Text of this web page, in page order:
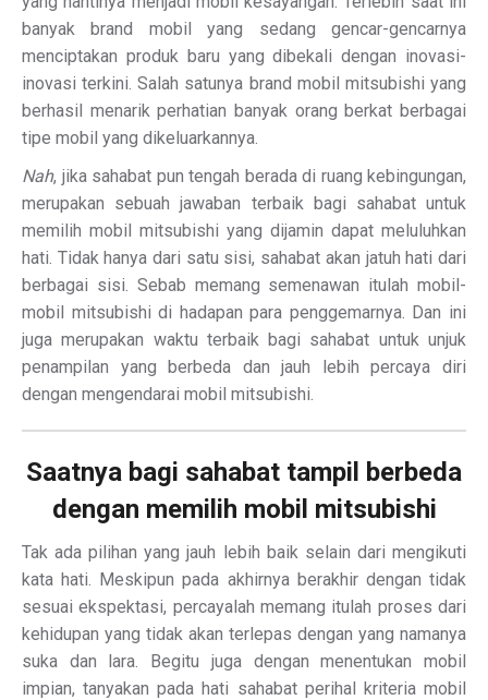
banyak brand mobil yang sedang gencar-gencarnya
menciptakan produk baru yang dibekali dengan inovasi-
inovasi terkini. Salah satunya brand mobil mitsubishi yang
berhasil menarik perhatian banyak orang berkat berbagai
tipe mobil yang dikeluarkannya.
Nah, jika sahabat pun tengah berada di ruang kebingungan,
merupakan sebuah jawaban terbaik bagi sahabat untuk
memilih mobil mitsubishi yang dijamin dapat meluluhkan
hati. Tidak hanya dari satu sisi, sahabat akan jatuh hati dari
berbagai sisi. Sebab memang semenawan itulah mobil-
mobil mitsubishi di hadapan para penggemarnya. Dan ini
juga merupakan waktu terbaik bagi sahabat untuk unjuk
penampilan yang berbeda dan jauh lebih percaya diri
dengan mengendarai mobil mitsubishi.
Saatnya bagi sahabat tampil berbeda
dengan memilih mobil mitsubishi
Tak ada pilihan yang jauh lebih baik selain dari mengikuti
kata hati. Meskipun pada akhirnya berakhir dengan tidak
sesuai ekspektasi, percayalah memang itulah proses dari
kehidupan yang tidak akan terlepas dengan yang namanya
suka dan lara. Begitu juga dengan menentukan mobil
impian, tanyakan pada hati sahabat perihal kriteria mobil